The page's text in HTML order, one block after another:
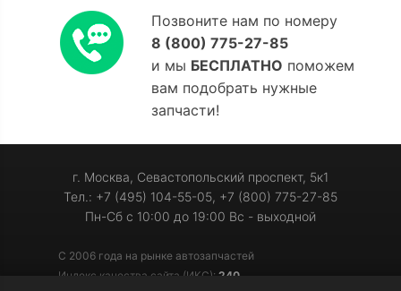
Позвоните нам по номеру
8 (800) 775-27-85
и мы БЕСПЛАТНО поможем
вам подобрать нужные
запчасти!
г. Москва, Севастопольский проспект, 5к1
Тел.: +7 (495) 104-55-05, +7 (800) 775-27-85
Пн-Сб с 10:00 до 19:00 Вс - выходной
С 2006 года на рынке автозапчастей
Индекс качества сайта (ИКС): 240